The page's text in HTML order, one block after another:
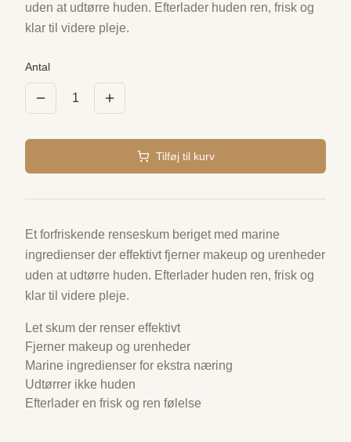
uden at udtørre huden. Efterlader huden ren, frisk og
klar til videre pleje.
Antal
1
Tilføj til kurv
Et forfriskende renseskum beriget med marine
ingredienser der effektivt fjerner makeup og urenheder
uden at udtørre huden. Efterlader huden ren, frisk og
klar til videre pleje.
Let skum der renser effektivt
Fjerner makeup og urenheder
Marine ingredienser for ekstra næring
Udtørrer ikke huden
Efterlader en frisk og ren følelse